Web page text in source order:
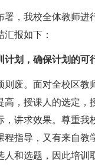
我校全体教师进行
报如下：
划，确保计划的可
。面对全校区教
高，授课人的选定
，讲求效果。尊重我
程指导，又有来自教
人和选题，因此培